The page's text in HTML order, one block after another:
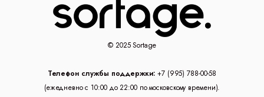
© 2025 Sortage
Телефон службы поддержки: +7 (995) 788-00-58
(ежедневно с 10:00 до 22:00 по московскому времени).